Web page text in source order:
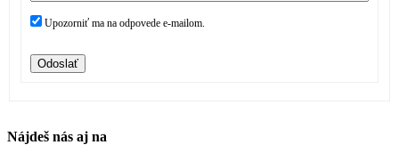
Upozorniť ma na odpovede e-mailom.
Odoslať
Nájdeš nás aj na